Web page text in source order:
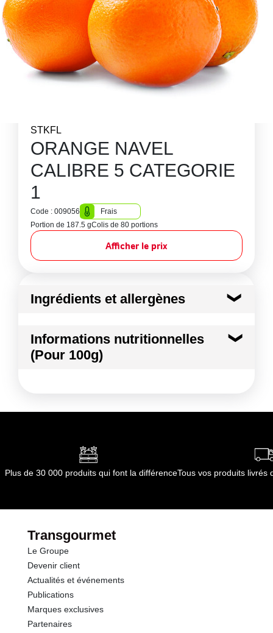
STKFL
ORANGE NAVEL
CALIBRE 5 CATEGORIE
1
Code : 009056
Frais
Portion de 187.5 gColis de 80 portions
Afficher le prix
Ingrédients et allergènes
Orange
Conformément aux informations transmises
Informations nutritionnelles
(Pour 100g)
Kilojoules 345 kj
dont Acides gras saturés 0.06 g
dont Sucres
Fibres
Protéines
Sel
Plus de 30 000 produits qui font la différenceTous vos produits livrés
Transgourmet
Le Groupe
Devenir client
Actualités et événements
Publications
Marques exclusives
Partenaires